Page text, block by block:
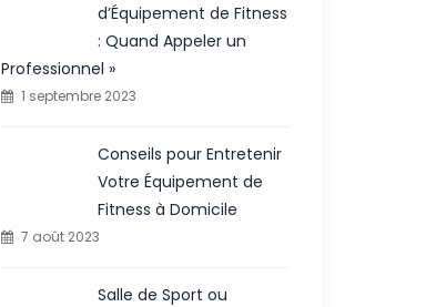
d’Équipement de Fitness
: Quand Appeler un
Professionnel »
1 septembre 2023
Conseils pour Entretenir
Votre Équipement de
Fitness à Domicile
7 août 2023
Salle de Sport ou